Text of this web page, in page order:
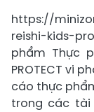
https://
reishi-kids-
phẩm Thực
PROTECT vi
cáo thực
trong các tài